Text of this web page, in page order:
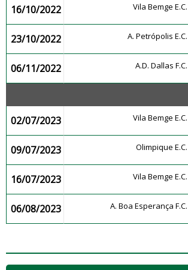
16/10/2022 Vila Bemge E.C.
23/10/2022 A. Petrópolis E.C.
06/11/2022 A.D. Dallas F.C.
02/07/2023
Vila Bemge E.C.
09/07/2023 Olimpique E.C.
16/07/2023 Vila Bemge E.C.
06/08/2023 A. Boa Esperança F.C.